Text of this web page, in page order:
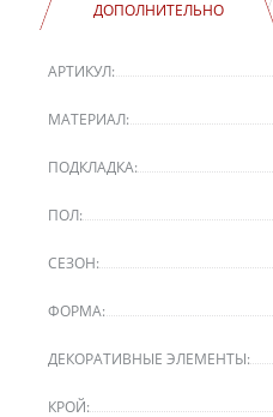
ДОПОЛНИТЕЛЬНО
АРТИКУЛ:
МАТЕРИАЛ:
ПОДКЛАДКА:
ПОЛ:
СЕЗОН:
ФОРМА:
ДЕКОРАТИВНЫЕ ЭЛЕМЕНТЫ:
КРОЙ: